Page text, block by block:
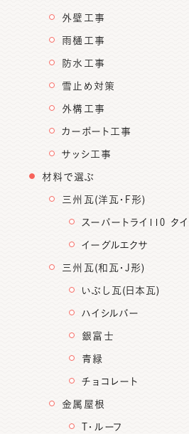
外壁工事
雨樋工事
防水工事
雪止め対策
外構工事
カーポート工事
サッシ工事
材料で選ぶ
三州瓦(洋瓦・F形)
スーパートライ110 タイ
イーグルエクサ
三州瓦(和瓦・J形)
いぶし瓦(日本瓦)
ハイシルバー
銀富士
青緑
チョコレート
金属屋根
T・ルーフ